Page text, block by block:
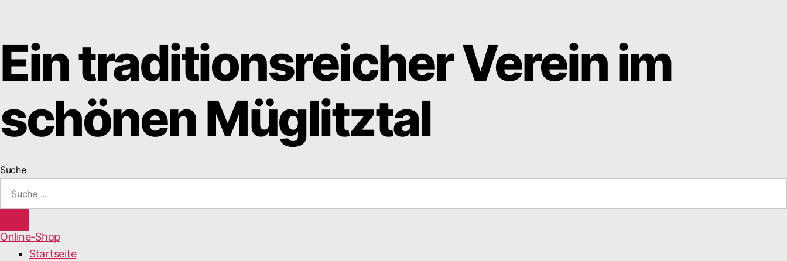
Ein traditionsreicher Verein im
schönen Müglitztal
Suche
Online-Shop
Startseite